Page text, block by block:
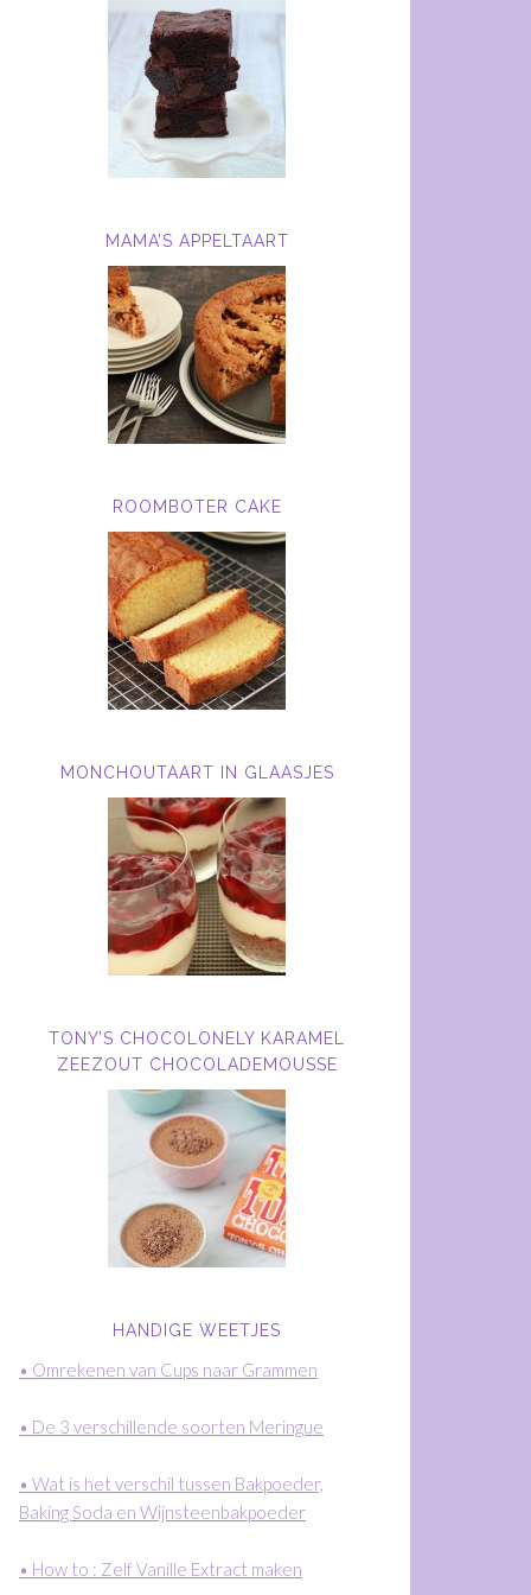
MAMA’S APPELTAART
ROOMBOTER CAKE
MONCHOUTAART IN GLAASJES
TONY’S CHOCOLONELY KARAMEL
ZEEZOUT CHOCOLADEMOUSSE
HANDIGE WEETJES
• Omrekenen van Cups naar Grammen
• De 3 verschillende soorten Meringue
• Wat is het verschil tussen Bakpoeder,
Baking Soda en Wijnsteenbakpoeder
• How to : Zelf Vanille Extract maken